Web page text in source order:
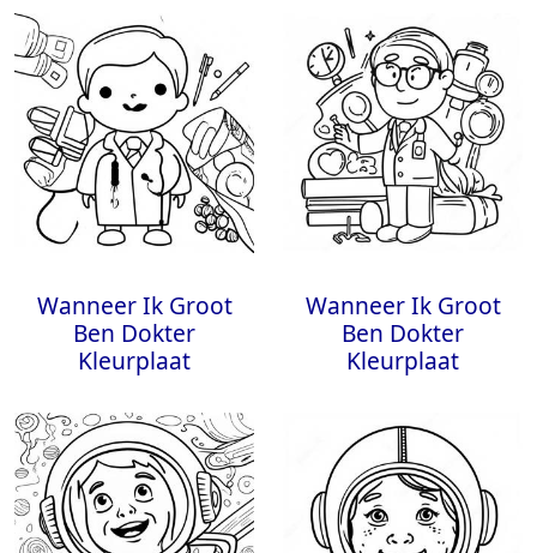
Wanneer Ik Groot
Ben Dokter
Kleurplaat
Wanneer Ik Groot
Ben Dokter
Kleurplaat